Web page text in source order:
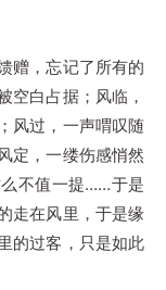
赠，忘记了所有的
空白占据；风临，
风过，一声喟叹随
定，一缕伤感悄然
么不值一提……于是
走在风里，于是缘
的过客，只是如此